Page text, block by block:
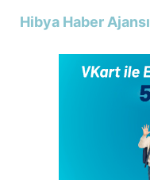
Hibya Haber Ajansı